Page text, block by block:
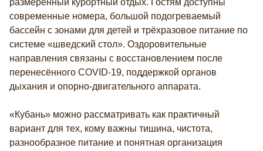
размеренный курортный отдых. Гостям доступны
современные номера, большой подогреваемый
бассейн с зонами для детей и трёхразовое питание по
системе «шведский стол». Оздоровительные
направления связаны с восстановлением после
перенесённого COVID-19, поддержкой органов
дыхания и опорно-двигательного аппарата.
«Кубань» можно рассматривать как практичный
вариант для тех, кому важны тишина, чистота,
разнообразное питание и понятная организация